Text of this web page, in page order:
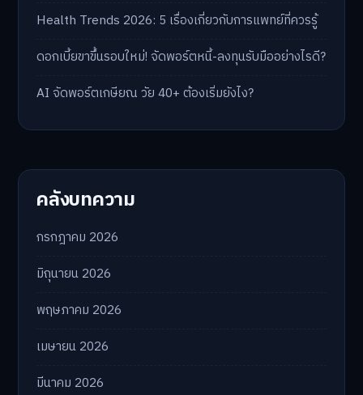
Health Trends 2026: 5 เรื่องเกี่ยวกับการแพทย์ที่ควรรู้
ดอกเบี้ยขาขึ้นรอบใหม่! จัดพอร์ตหนี้-ลงทุนรับมืออย่างไรดี?
AI จัดพอร์ตเกษียณ วัย 40+ ต้องเริ่มยังไง?
คลังบทความ
กรกฎาคม 2026
มิถุนายน 2026
พฤษภาคม 2026
เมษายน 2026
มีนาคม 2026